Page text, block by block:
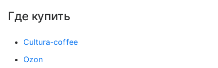
Где купить
Cultura-coffee
Ozon